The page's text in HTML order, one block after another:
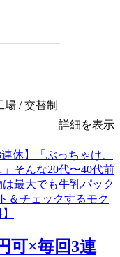
/ 交替制
詳細を表示
可×毎回3連